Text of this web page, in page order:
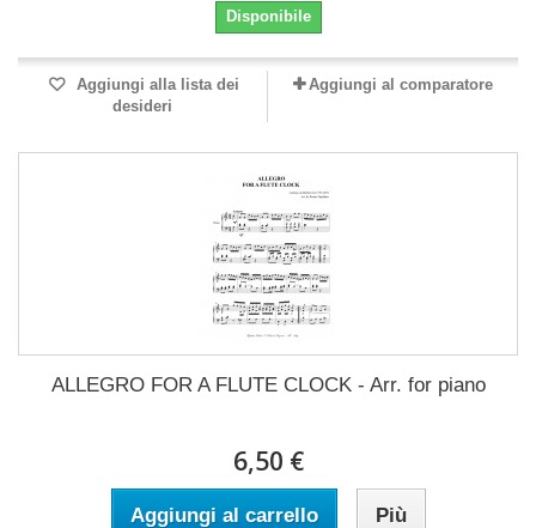
Disponibile
Aggiungi alla lista dei
desideri
Aggiungi al comparatore
ALLEGRO FOR A FLUTE CLOCK - Arr. for piano
6,50 €
Aggiungi al carrello Più